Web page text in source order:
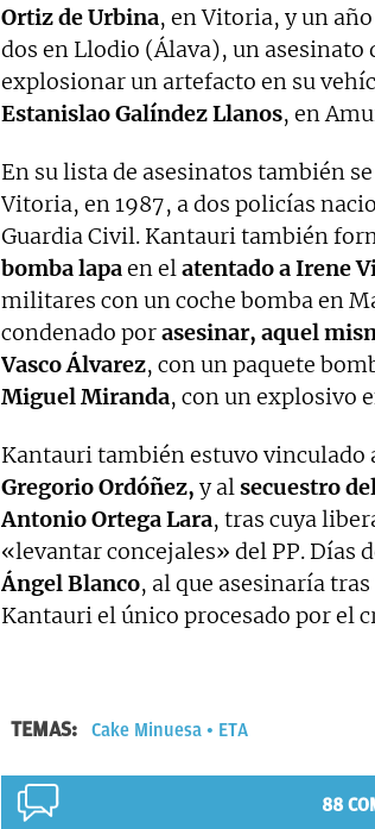
Ortiz de Urbina, en Vitoria, y un
dos en Llodio (Álava), un
explosionar un artefacto en su
Estanislao Galíndez Llanos, en
En su lista de asesinatos también
Vitoria, en 1987, a dos policías
Guardia Civil. Kantauri también
bomba lapaen elatentado a Irene
militares con un coche bomba en
condenado porasesinar, aquel
Vasco Álvarez, con un paquete
Miguel Miranda, con un explosivo
Kantauri también estuvo vinculado
Gregorio Ordóñez, y alsecuestro
Antonio Ortega Lara, tras cuya
«levantar concejales» del PP. Días
Ángel Blanco, al que asesinaría
Kantauri el único procesado por el
TEMAS: Cake Minuesa ETA
88